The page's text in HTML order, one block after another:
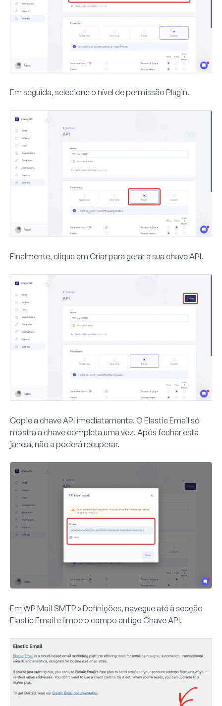
Em seguida, selecione o nível de permissão Plugin.
Finalmente, clique em Criarpara gerar a sua chave API.
Copie a chave API imediatamente. O Elastic Email só
mostra a chave completa uma vez. Após fechar esta
janela, não a poderá recuperar.
Em WP Mail SMTP » Definições, navegue até à secção
Elastic Email e limpe o campo antigo Chave API.